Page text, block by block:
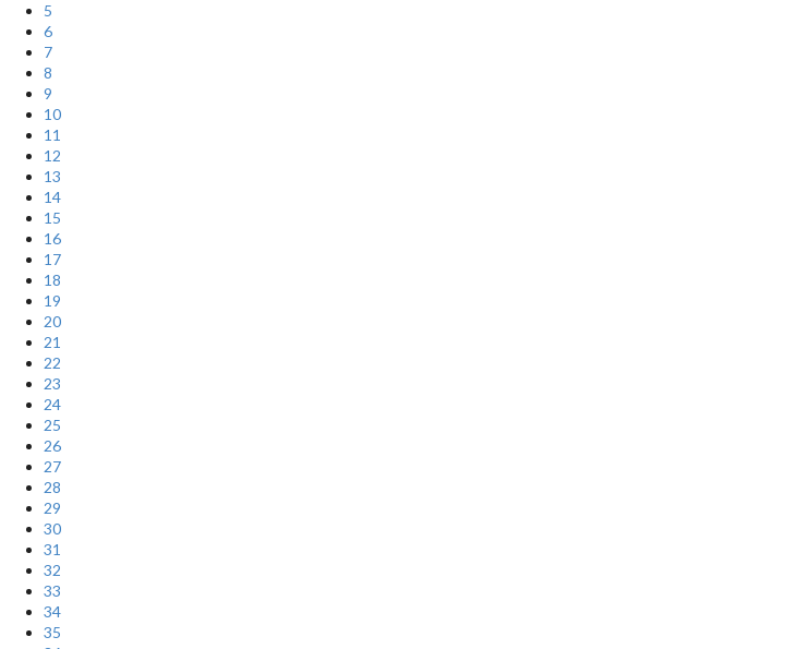
5
6
7
8
9
10
11
12
13
14
15
16
17
18
19
20
21
22
23
24
25
26
27
28
29
30
31
32
33
34
35